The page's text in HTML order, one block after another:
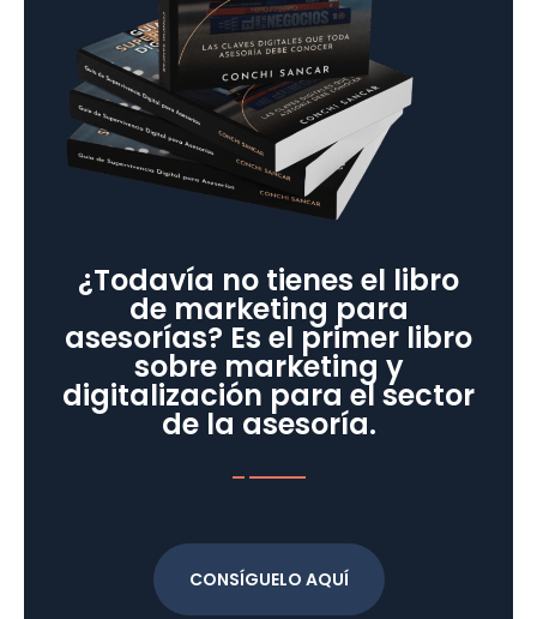
¿Todavía no tienes el libro
de marketing para
asesorías? Es el primer libro
sobre marketing y
digitalización para el sector
de la asesoría.
CONSÍGUELO AQUÍ